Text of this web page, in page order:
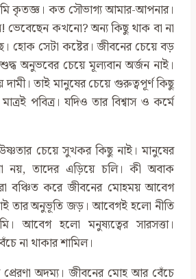
কৃতজ্ঞ। কত সৌভাগ্য আমার-আপনার।
কখনো? অন্য কিছু থাক বা না
হোক সেটা কষ্টের। জীবনের চেয়ে বড়
অনুভবের চেয়ে মূল্যবান অর্জন নাই।
তাই মানুষের চেয়ে গুরুত্বপূর্ণ কিছু
পবিত্র। যদিও তার বিশ্বাস ও কর্মে
চেয়ে সুখকর কিছু নাই। মানুষের
নয়, তাদের এড়িয়ে চলি। কী অবাক
বঞ্চিত করে জীবনের মোহময় আবেগ
তার অনুভূতি জড়। আবেগই হলো নীতি
আবেগ হলো মনুষ্যত্বের সারসত্তা।
না থাকার শামিল।
প্রেরণা অদম্য। জীবনের মোহ আর বেঁচে